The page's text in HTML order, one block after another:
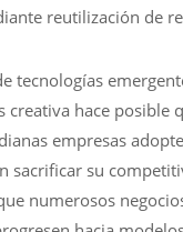
reutilización de
tecnologías
creativa hace posible
empresas
sacrificar su
numerosos